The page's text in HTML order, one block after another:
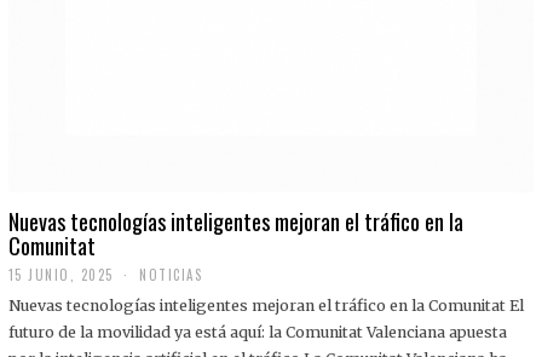
Nuevas tecnologías inteligentes mejoran el tráfico en la
Comunitat
15 JUNIO, 2025 NOTICIAS
Nuevas tecnologías inteligentes mejoran el tráfico en la Comunitat El
futuro de la movilidad ya está aquí: la Comunitat Valenciana apuesta